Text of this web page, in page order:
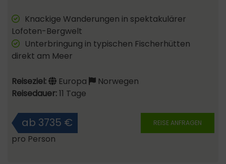
Knackige Wanderungen in spektakulärer
Lofoten-Bergwelt
Unterbringung in typischen Fischerhütten
direkt am Meer
Reiseziel: Europa
Norwegen
Reisedauer:11 Tage
REISE ANFRAGEN
ab 3735 €
pro Person